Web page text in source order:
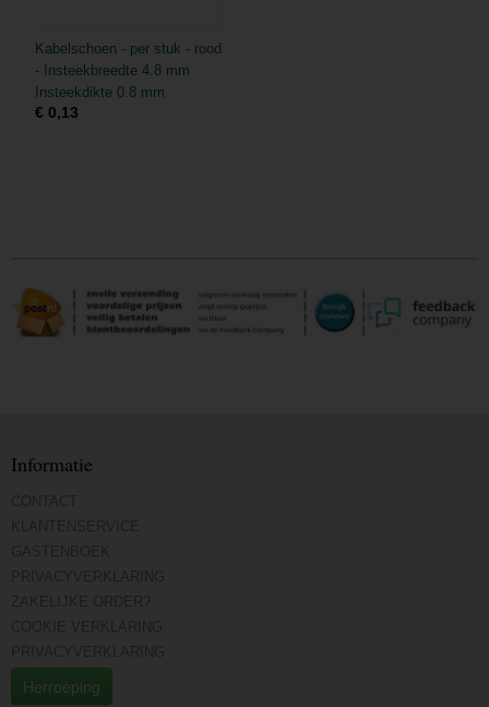
Kabelschoen - per stuk - rood
- Insteekbreedte 4.8 mm
Insteekdikte 0.8 mm
€ 0,13
Informatie
Herroeping